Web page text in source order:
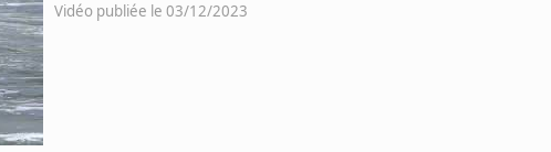
Vidéo publiée le 03/12/2023